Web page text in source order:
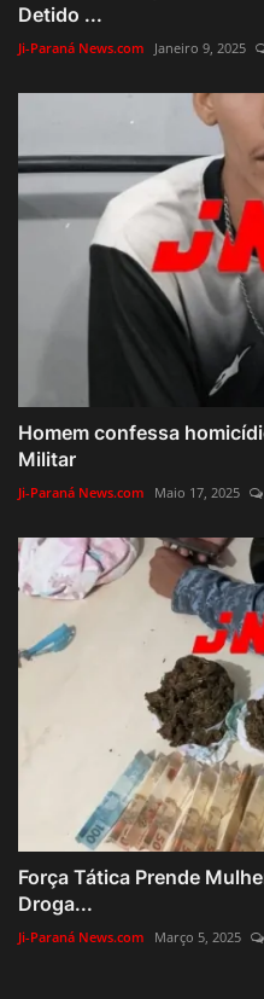
Detido ...
Ji-Paraná News.com Janeiro 9, 2025
Homem confessa
Militar
Ji-Paraná News.com Maio 17, 2025
Força Tática Prende
Droga...
Ji-Paraná News.com Março 5, 2025